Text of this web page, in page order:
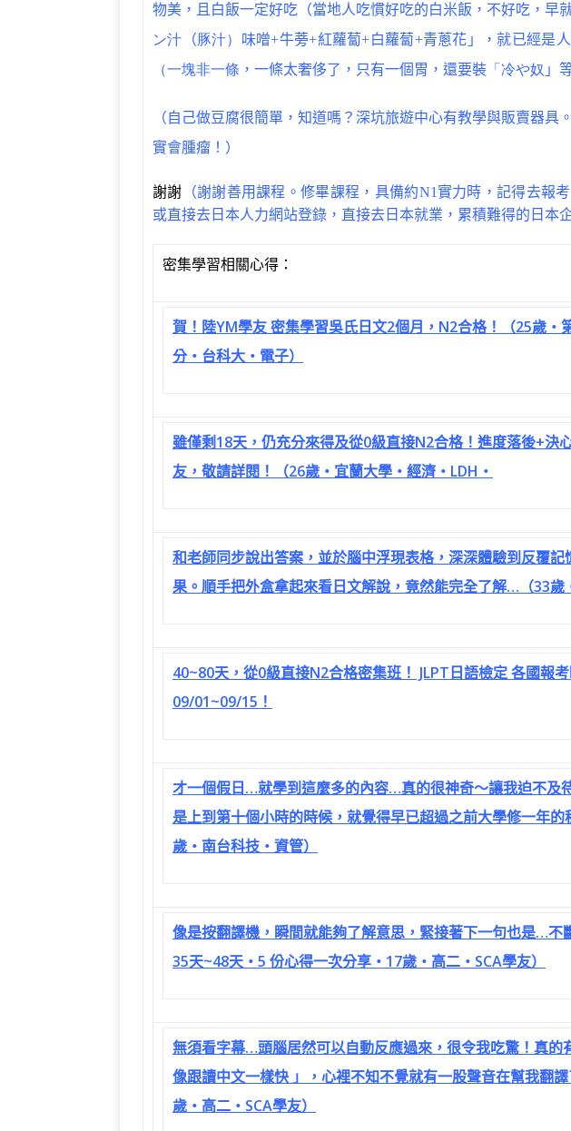
物美，且白飯一定好吃（當地人吃慣好吃的白米飯，不好吃，早
ン汁 （豚汁） 味噌+牛蒡+紅蘿蔔+白蘿蔔+青蔥花」，就已經是
（一塊非一條 ，一條太奢侈了，只有一個胃，還要裝 「冷や奴 」
（自己做豆腐很簡單，知道嗎？深坑旅遊中心有教學與販賣器具
實會腫瘤！）
謝謝 （謝謝善用課程。修畢課程，具備約N1實力時，記得去報
或直接去日本人力網站登錄，直接去日本就業，累積難得的日本
密集學習相關心得：
賀！陸YM學友 密集學習吳氏日文2個月，N2合格！（25歲‧
分‧台科大‧電子）
雖僅剩18天，仍充分來得及從0級直接N2合格！進度落後+決
友，敬請詳閱！（26歲‧宜蘭大學‧經濟‧LDH‧
和老師同步說出答案，並於腦中浮現表格，深深體驗到反覆
果。順手把外盒拿起來看日文解說，竟然能完全了解…（33
40~80天，從0級直接N2合格密集班！ JLPT日語檢定 各國報
09/01~09/15！
才一個假日…就學到這麼多的內容…真的很神奇～讓我迫不及
是上到第十個小時的時候，就覺得早已超過之前大學修一年
歲‧南台科技‧資管）
像是按翻譯機，瞬間就能夠了解意思，緊接著下一句也是…
35天~48天‧5 份心得一次分享‧17歲‧高二‧SCA學友）
無須看字幕…頭腦居然可以自動反應過來，很令我吃驚！真的
像跟讀中文一樣快 」，心裡不知不覺就有一股聲音在幫我翻
歲‧高二‧SCA學友）